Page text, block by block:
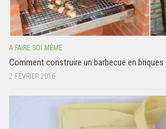
A FAIRE SOI MÊME
Comment construire un barbecue en briques
2 FÉVRIER 2016